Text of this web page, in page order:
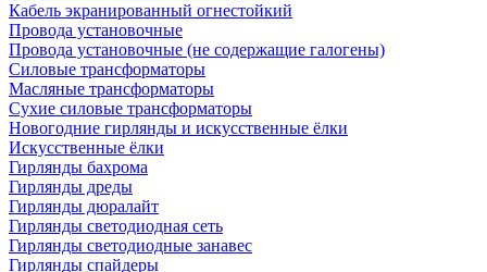
Кабель экранированный огнестойкий
Провода установочные
Провода установочные (не содержащие галогены)
Силовые трансформаторы
Масляные трансформаторы
Сухие силовые трансформаторы
Новогодние гирлянды и искусственные ёлки
Искусственные ёлки
Гирлянды бахрома
Гирлянды дреды
Гирлянды дюралайт
Гирлянды светодиодная сеть
Гирлянды светодиодные занавес
Гирлянды спайдеры